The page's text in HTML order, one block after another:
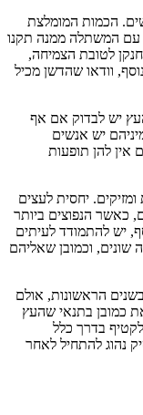
לדשן את עץ הזית פעם ב-3 חודשים. הכמות המומלצת
עם המשתלה ממנה תקנו
לטובת הצמיחה,
וודאו שהדשן מכיל
יש לבדוק אם אף
יש אנשים
אין להן תופעות
יחסית לעצים
כאשר הנפוצים ביותר
יש להתמודד לעיתים
שונים, וכמובן שאליהם
הראשונות, אולם
כמובן בתנאי שהעץ
לקטיף בדרך כלל
נהוג להתחיל לאחר